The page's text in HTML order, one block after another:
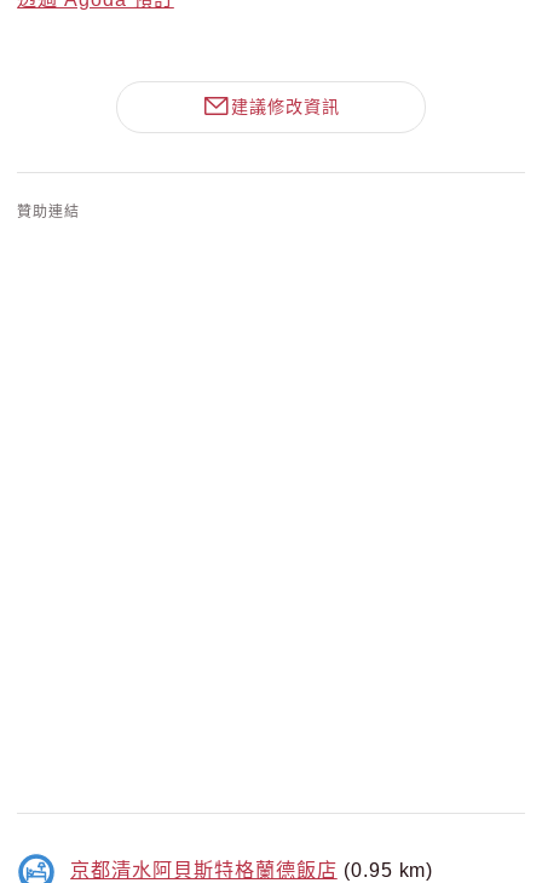
建議修改資訊
贊助連結
京都清水阿貝斯特格蘭德飯店 (0.95 km)